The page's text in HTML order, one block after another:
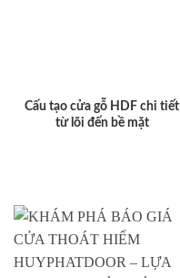
Cấu tạo cửa gỗ HDF chi tiết
từ lõi đến bề mặt